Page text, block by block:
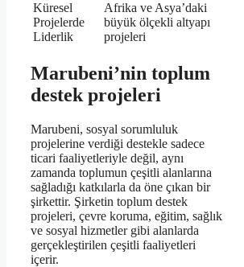
Küresel
Projelerde
Liderlik
Afrika ve Asya’daki
büyük ölçekli altyapı
projeleri
Marubeni’nin toplum
destek projeleri
Marubeni, sosyal sorumluluk
projelerine verdiği destekle sadece
ticari faaliyetleriyle değil, aynı
zamanda toplumun çeşitli alanlarına
sağladığı katkılarla da öne çıkan bir
şirkettir. Şirketin toplum destek
projeleri, çevre koruma, eğitim, sağlık
ve sosyal hizmetler gibi alanlarda
gerçekleştirilen çeşitli faaliyetleri
içerir.